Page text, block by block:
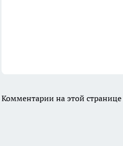
Комментарии на этой